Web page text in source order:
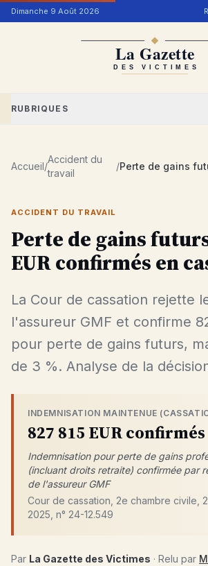
Aller au contenu
Dimanche 9 Août 2026
RUBRIQUES
Accueil/
Accident du
travail
/
ACCIDENT DU TRAVAIL
Perte de gains
EUR confirmés en
La Cour de cassation rejette
l'assureur GMF et confirme
pour perte de gains futurs,
de 3 %. Analyse de la
INDEMNISATION MAINTENUE
827 815 EUR confirmés
Indemnisation pour perte de gains
(incluant droits retraite) confirmée par
de l'assureur GMF
Cour de cassation, 2e chambre civile,
2025, n° 24-12.549
Par La Gazette des Victimes · Relu par